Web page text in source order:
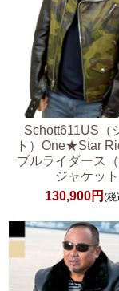
Schott611US（
ト）One★Star
ブルライダース（
ジャケット
130,900円(税